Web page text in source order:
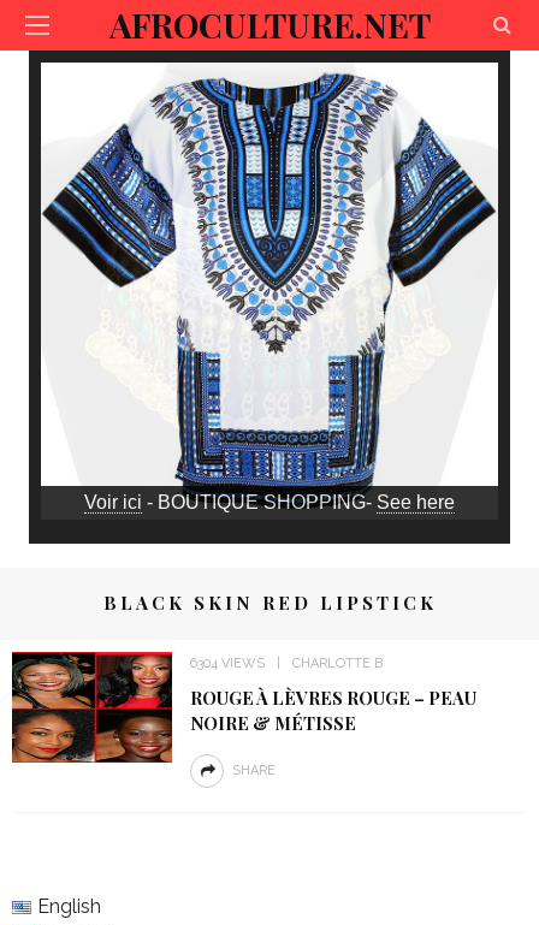
AFROCULTURE.NET
Voir ici - BOUTIQUE SHOPPING- See here
BLACK SKIN RED LIPSTICK
6304 VIEWS CHARLOTTE B
ROUGE À LÈVRES ROUGE – PEAU
NOIRE & MÉTISSE
SHARE
English